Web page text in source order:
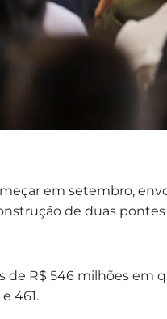
em setembro,
de duas pontes
de R$ 546 milhões em
461.